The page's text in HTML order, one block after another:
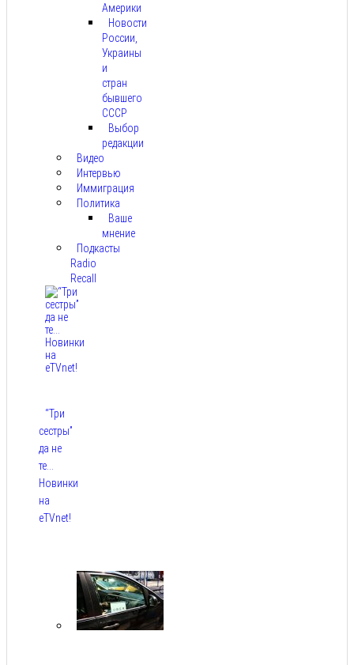
Америки
Новости
России,
Украины
и
стран
бывшего
СССР
Выбор
редакции
Видео
Интервью
Иммиграция
Политика
Ваше
мнение
Подкасты
Radio
Recall
“Три
сестры”
да не
те…
Новинки
на
eTVnet!